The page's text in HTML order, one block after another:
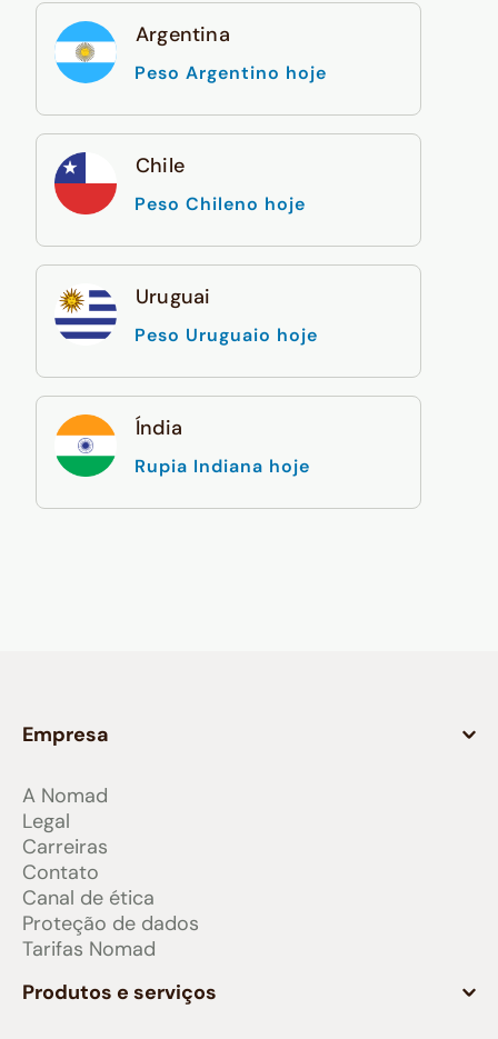
Argentina
Peso Argentino hoje
Chile
Peso Chileno hoje
Uruguai
Peso Uruguaio hoje
Índia
Rupia Indiana hoje
Empresa
A Nomad
Legal
Carreiras
Contato
Canal de ética
Proteção de dados
Tarifas Nomad
Produtos e serviços